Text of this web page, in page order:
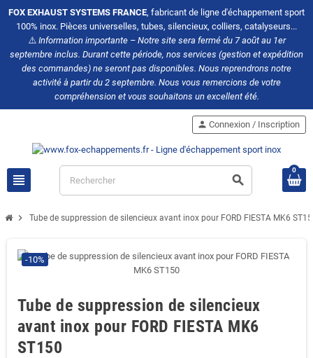
FOX EXHAUST SYSTEMS FRANCE, fabricant de ligne d'échappement sport
100% inox. Pièces universelles, tubes, silencieux, colliers, catalyseurs...
⚠️Information importante – Notre site sera fermé du 7 août au 1er
septembre inclus. Durant cette période, nos services (gestion et expédition
des commandes) ne seront pas disponibles. Nous reprendrons notre
activité à partir du 2 septembre. Nous vous remercions de votre
compréhension et vous souhaitons un excellent été.
view_headline search
person Connexion / Inscription
0
chevron_right Tube de suppression de silencieux avant inox pour FORD FIESTA MK6
-10%
Tube de suppression de silencieux
avant inox pour FORD FIESTA MK6
ST150